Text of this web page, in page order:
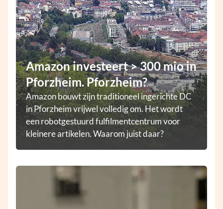
Amazon investeert > 300 mio in
Pforzheim. Pforzheim?
Amazon bouwt zijn traditioneel ingerichte DC
in Pforzheim vrijwel volledig om. Het wordt
een robotgestuurd fulfilmentcentrum voor
kleinere artikelen. Waarom juist daar?